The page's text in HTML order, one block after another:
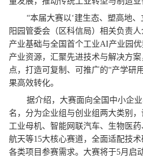
“本届大赛以‘建生态、塑高地、
阳园管委会（区科信局）相关负责
产业基础与全国首个工业AI产业园
产业资源，汇聚先进技术与解决方
点，打造可复制、可推广的“产学研
果高效转化。
据介绍，大赛面向全国中小企
名，分为企业组与创业组两大类别
工业母机、智能网联汽车、生物医
航天等15大核心赛道，全面适配技
各类项目参赛需求。大赛将于5月启